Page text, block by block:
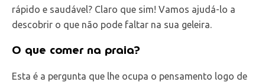
rápido e saudável? Claro que sim! Vamos ajudá-lo a
descobrir o que não pode faltar na sua geleira.
O que comer na praia?
Esta é a pergunta que lhe ocupa o pensamento logo de